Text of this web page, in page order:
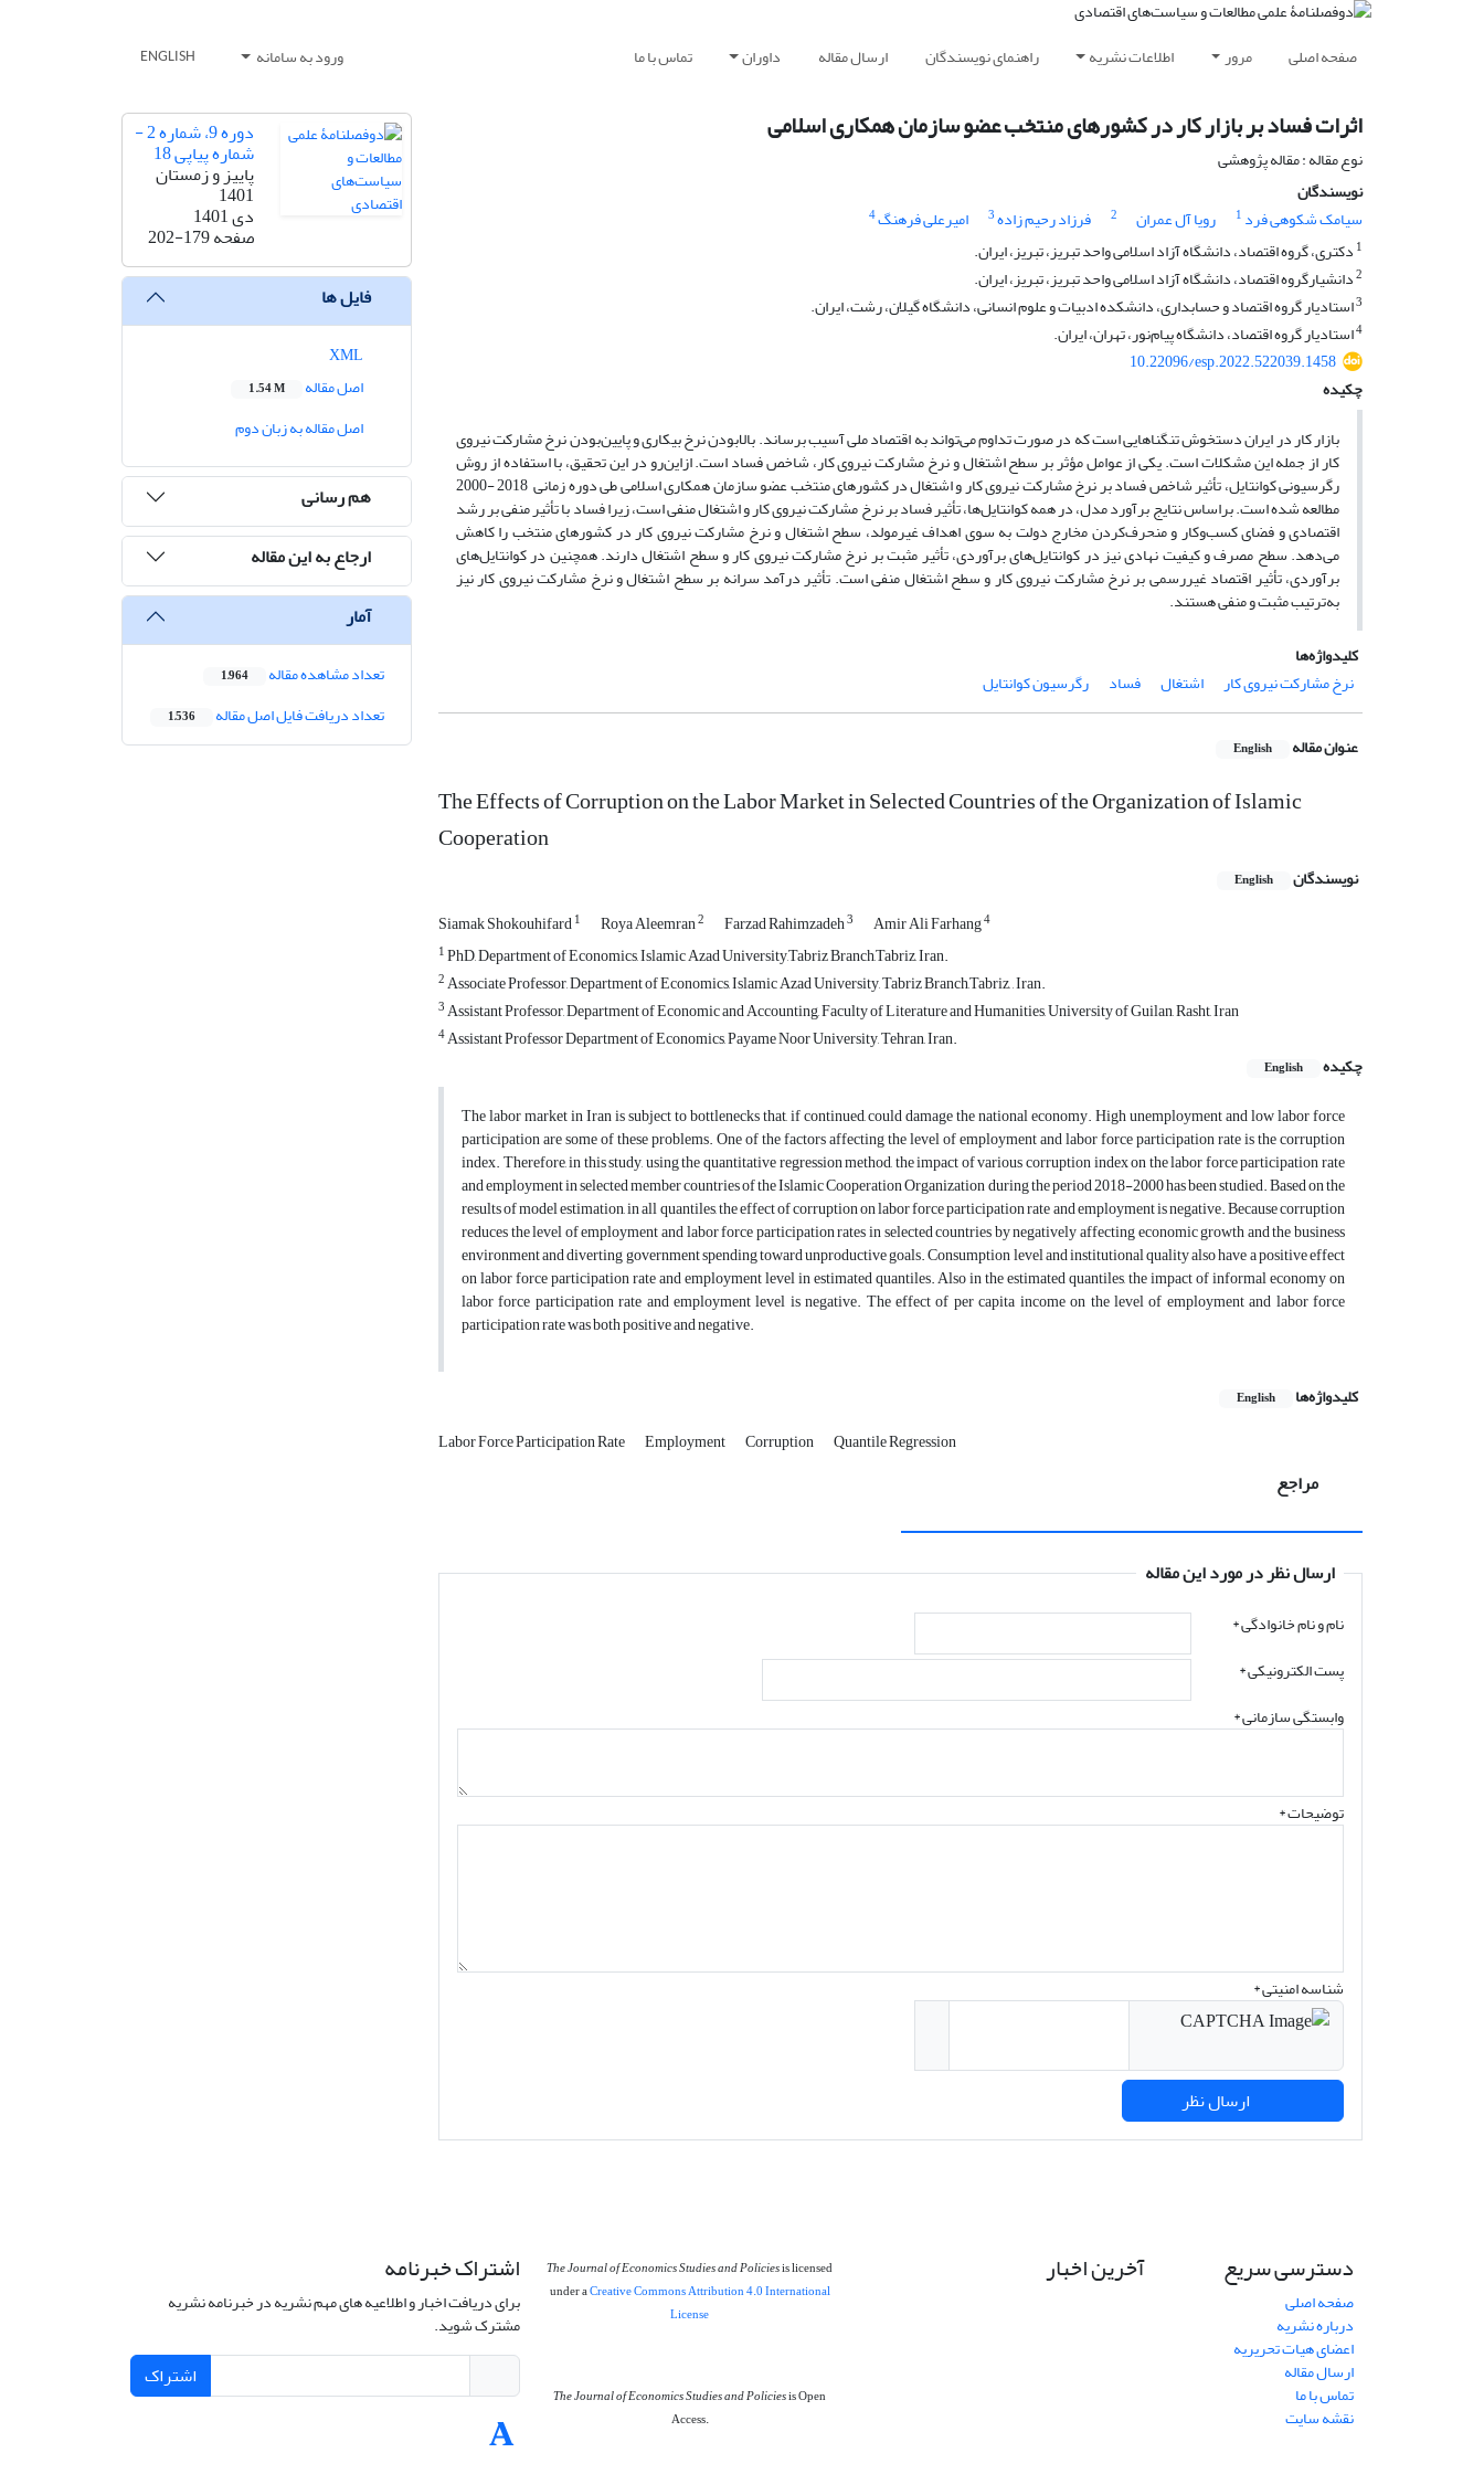
صفحه اصلی مرور اطلاعات نشریه راهنمای نویسندگان ارسال مقاله داوران تماس با ما ورود به سامانه ENGLISH
اثرات فساد بر بازار کار در کشورهای منتخب عضو سازمان همکاری اسلامی
نوع مقاله : مقاله پژوهشی
نویسندگان
سیامک شکوهی فرد 1 رویا آل عمران 2 فرزاد رحیم زاده3 امیرعلی فرهنگ4
1 دکتری، گروه اقتصاد، دانشگاه آزاد اسلامی واحد تبریز، تبریز، ایران.
2دانشیارگروه اقتصاد، دانشگاه آزاد اسلامی واحد تبریز، تبریز، ایران.
3استادیار گروه اقتصاد و حسابداری، دانشکده ادبیات و علوم انسانی، دانشگاه گیلان، رشت، ایران.
4استادیار گروه اقتصاد، دانشگاه پیام‌نور، تهران، ایران.
10.22096/esp.2022.522039.1458
چکیده
بازار کار در ایران دستخوش تنگناهایی است که در صورت تداوم می‌تواند به اقتصاد ملی آسیب برساند. بالا‌بودن نرخ بیکاری و پایین‌بودن نرخ مشارکت نیروی
کار از جمله این مشکلات است. یکی از عوامل مؤثر بر سطح اشتغال و نرخ مشارکت نیروی کار، شاخص فساد است. ازاین‌رو در این تحقیق، با استفاده از روش
رگرسیونی کوانتایل، تأثیر شاخص فساد بر نرخ مشارکت نیروی کار و اشتغال در کشورهای منتخب عضو سازمان همکاری اسلامی طی دوره زمانی 2018 -2000
مطالعه شده است. براساس نتایج برآورد مدل، در همه کوانتایل‌ها، تأثیر فساد بر نرخ مشارکت نیروی کار و اشتغال منفی است، زیرا فساد با تأثیر منفی بر رشد
اقتصادی و فضای کسب‌وکار و منحرف‌کردن مخارج دولت به سوی اهداف غیرمولد، سطح اشتغال و نرخ مشارکت نیروی کار در کشورهای منتخب را کاهش
می‌دهد. سطح مصرف و کیفیت نهادی نیز در کوانتایل‌های برآوردی، تأثیر مثبت بر نرخ مشارکت نیروی کار و سطح اشتغال دارند. همچنین در کوانتایل‌های
برآوردی، تأثیر اقتصاد غیررسمی بر نرخ مشارکت نیروی کار و سطح اشتغال منفی است. تأثیر درآمد سرانه بر سطح اشتغال و نرخ مشارکت نیروی کار نیز
به‌ترتیب مثبت و منفی هستند.
کلیدواژه‌ها
نرخ مشارکت نیروی کار
اشتغال فساد رگرسیون کوانتایل
عنوان مقاله English
The Effects of Corruption on the Labor Market in Selected Countries of the Organization of Islamic
Cooperation
نویسندگان English
Siamak Shokouhifard1 Roya Aleemran2 Farzad Rahimzadeh3 Amir Ali Farhang4
1PhD, Department of Economics, Islamic Azad University,Tabriz Branch,Tabriz, Iran.
2Associate Professor, Department of Economics, Islamic Azad University, Tabriz Branch,Tabriz, , Iran.
3Assistant Professor, Department of Economic and Accounting, Faculty of Literature and Humanities, University of Guilan, Rasht, Iran
4Assistant Professor Department of Economics, Payame Noor University, Tehran, Iran.
چکیده
English
The labor market in Iran is subject to bottlenecks that, if continued, could damage the national economy. High unemployment and low labor force
participation are some of these problems. One of the factors affecting the level of employment and labor force participation rate is the corruption
index. Therefore, in this study, using the quantitative regression method, the impact of various corruption index on the labor force participation rate
and employment in selected member countries of the Islamic Cooperation Organization during the period 2018-2000 has been studied. Based on the
results of model estimation, in all quantiles, the effect of corruption on labor force participation rate and employment is negative. Because corruption
reduces the level of employment and labor force participation rates in selected countries by negatively affecting economic growth and the business
environment and diverting government spending toward unproductive goals. Consumption level and institutional quality also have a positive effect
on labor force participation rate and employment level in estimated quantiles. Also in the estimated quantiles, the impact of informal economy on
labor force participation rate and employment level is negative. The effect of per capita income on the level of employment and labor force
participation rate was both positive and negative.
کلیدواژه‌ها English
Labor Force Participation Rate Employment Corruption Quantile Regression
مراجع
ارسال نظر در مورد این مقاله
نام و نام خانوادگی*
پست الکترونیکی*
وابستگی سازمانی *
توضیحات *
شناسه امنیتی *
دوره 9، شماره 2 -
شماره پیاپی 18
پاییز و زمستان
1401
دی 1401
صفحه202-179
فایل ها
اصل مقاله
1.54 M
اصل مقاله به زبان دوم
هم رسانی
ارجاع به این مقاله
آمار
تعداد مشاهده مقاله 1,964
تعداد دریافت فایل اصل مقاله 1,536
دسترسی سریع
صفحه اصلی
درباره نشریه
اعضای هیات تحریریه
ارسال مقاله
تماس با ما
نقشه سایت
آخرین اخبار The Journal of Economics Studies and Policiesis licensed
under aCreative Commons Attribution 4.0 International
License
The Journal of Economics Studies and Policiesis Open
Access.
اشتراک خبرنامه
برای دریافت اخبار و اطلاعیه های مهم نشریه در خبرنامه نشریه
مشترک شوید.
اشتراک